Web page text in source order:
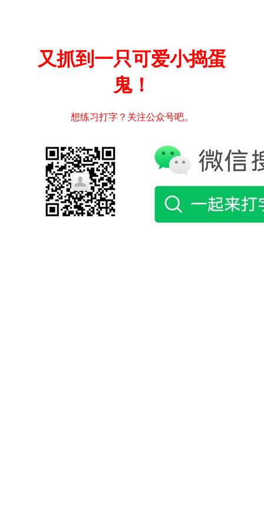
又抓到一只可爱小捣蛋
鬼！
想练习打字？关注公众号吧。